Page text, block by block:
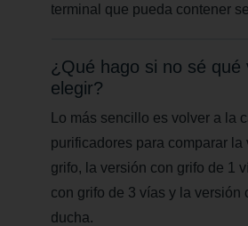
terminal que pueda contener
¿Qué hago si no sé qué
elegir?
Lo más sencillo es volver a la
purificadores para comparar la
grifo, la versión con grifo de 1
con grifo de 3 vías y la versión
ducha.